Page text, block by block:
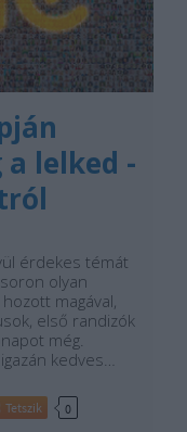
lelked -
érdekes témát
olyan
magával,
első randizók
még.
kedves…
Tetszik 0